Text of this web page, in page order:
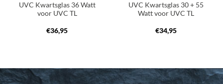
UVC Kwartsglas 36 Watt
voor UVC TL
€36,95
UVC Kwartsglas 30 + 55
Watt voor UVC TL
€34,95